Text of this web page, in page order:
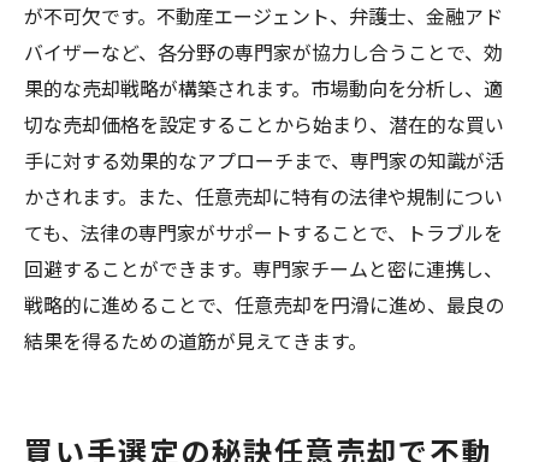
が不可欠です。不動産エージェント、弁護士、金融アド
バイザーなど、各分野の専門家が協力し合うことで、効
果的な売却戦略が構築されます。市場動向を分析し、適
切な売却価格を設定することから始まり、潜在的な買い
手に対する効果的なアプローチまで、専門家の知識が活
かされます。また、任意売却に特有の法律や規制につい
ても、法律の専門家がサポートすることで、トラブルを
回避することができます。専門家チームと密に連携し、
戦略的に進めることで、任意売却を円滑に進め、最良の
結果を得るための道筋が見えてきます。
買い手選定の秘訣任意売却で不動